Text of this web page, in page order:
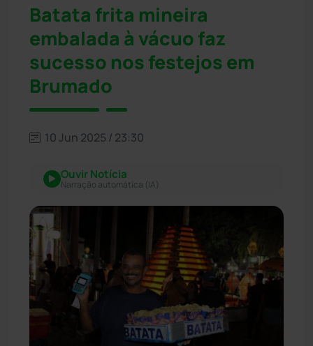
Batata frita mineira
embalada à vácuo faz
sucesso nos festejos em
Brumado
10 Jun 2025 / 23:30
Ouvir Notícia
Narração automática (IA)